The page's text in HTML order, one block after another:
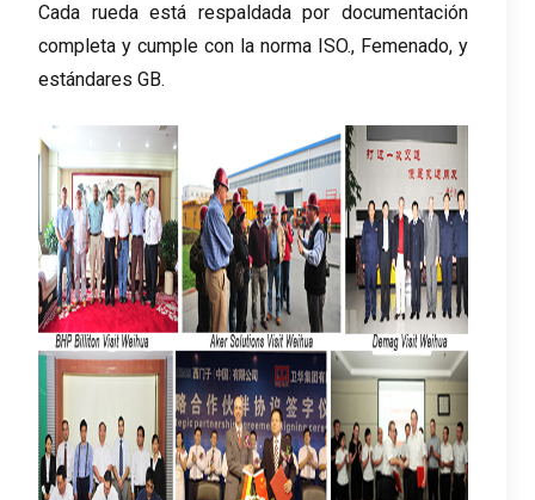
Cada rueda está respaldada por documentación
completa y cumple con la norma ISO., Femenado, y
estándares GB.